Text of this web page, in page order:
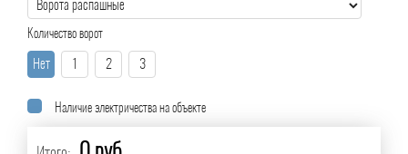
Количество ворот
Нет 2 3
Наличие электричества на объекте